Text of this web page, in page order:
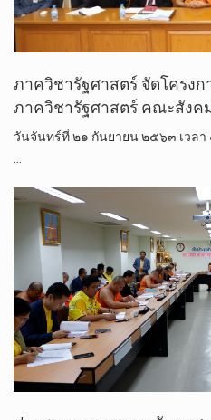
ภาควิชา​รัฐศาสตร์​ จัดโครง
ภาควิชารัฐศาสตร์ คณะสังค
วันจันทร์ที่ ๒๑ กันยายน ๒๕๖๓ เวล
…